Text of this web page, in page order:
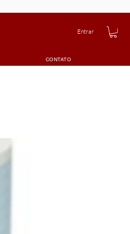
Entrar
CONTATO